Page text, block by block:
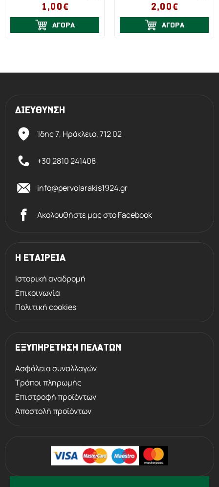
1,00€
ΑΓΟΡΑ
2,00€
ΑΓΟΡΑ
ΔΙΕΥΘΥΝΣΗ
Ίδης 7, Ηράκλειο,712 02
+30 2810 241408
info@pervolarakis1924.gr
Ακολουθήστε μας στο Facebook
Η ΕΤΑΙΡΕΙΑ
Ιστορική αναδρομή
Επικοινωνία
Πολιτική cookies
ΕΞΥΠΗΡΕΤΗΣΗ ΠΕΛΑΤΩΝ
Ασφάλεια συναλλαγών
Τρόποι πληρωμής
Επιστροφή προϊόντων
Αποστολή προϊόντων